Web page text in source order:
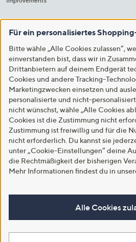
Für ein personalisiertes
Bitte wähle „Alle Cookies zulassen“,
einverstanden bist, dass wir in
Drittanbietern auf deinem Endgerät
Cookies und andere Tracking-
Marketingzwecken einsetzen und
personalisierte und nicht-
nicht wünschst, wähle „Alle Cookies
Cookies ist die Zustimmung nicht
Zustimmung ist freiwillig und für die
nicht erforderlich. Du kannst sie
unter „Cookie-Einstellungen“ deine
die Rechtmäßigkeit der bisherigen
Mehr Informationen findest du in
Alle Cookies